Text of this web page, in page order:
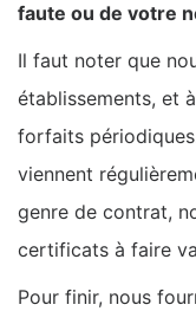
faute ou de votre
Il faut noter que
établissements, et
forfaits
viennent
genre de contrat,
certificats à faire
Pour finir, nous